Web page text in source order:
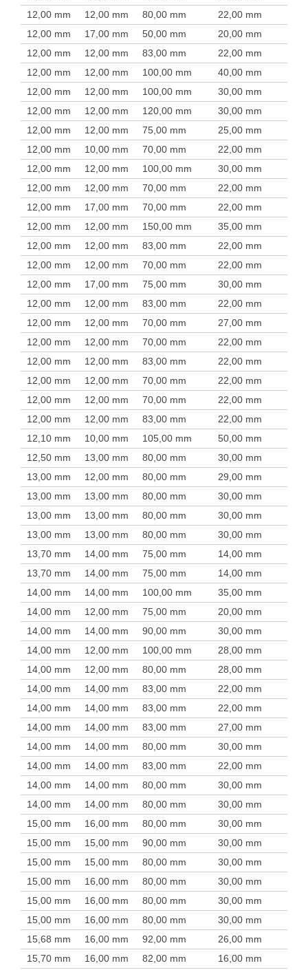
12,00 mm
12,00 mm 80,00 mm 22,00 mm
12,00 mm
17,00 mm 50,00 mm 20,00 mm
12,00 mm
12,00 mm 83,00 mm 22,00 mm
12,00 mm
12,00 mm 100,00 mm 40,00 mm
12,00 mm
12,00 mm 100,00 mm 30,00 mm
12,00 mm
12,00 mm 120,00 mm 30,00 mm
12,00 mm
12,00 mm 75,00 mm 25,00 mm
12,00 mm
10,00 mm 70,00 mm 22,00 mm
12,00 mm
12,00 mm 100,00 mm 30,00 mm
12,00 mm
12,00 mm 70,00 mm 22,00 mm
12,00 mm
17,00 mm 70,00 mm 22,00 mm
12,00 mm
12,00 mm 150,00 mm 35,00 mm
12,00 mm
12,00 mm 83,00 mm 22,00 mm
12,00 mm
12,00 mm 70,00 mm 22,00 mm
12,00 mm
17,00 mm 75,00 mm 30,00 mm
12,00 mm
12,00 mm 83,00 mm 22,00 mm
12,00 mm
12,00 mm 70,00 mm 27,00 mm
12,00 mm
12,00 mm 70,00 mm 22,00 mm
12,00 mm
12,00 mm 83,00 mm 22,00 mm
12,00 mm
12,00 mm 70,00 mm 22,00 mm
12,00 mm
12,00 mm 70,00 mm 22,00 mm
12,00 mm
12,00 mm 83,00 mm 22,00 mm
12,10 mm
10,00 mm 105,00 mm 50,00 mm
12,50 mm
13,00 mm 80,00 mm 30,00 mm
13,00 mm
12,00 mm 80,00 mm 29,00 mm
13,00 mm
13,00 mm 80,00 mm 30,00 mm
13,00 mm
13,00 mm 80,00 mm 30,00 mm
13,00 mm
13,00 mm 80,00 mm 30,00 mm
13,70 mm
14,00 mm 75,00 mm 14,00 mm
13,70 mm
14,00 mm 75,00 mm 14,00 mm
14,00 mm
14,00 mm 100,00 mm 35,00 mm
14,00 mm
12,00 mm 75,00 mm 20,00 mm
14,00 mm
14,00 mm 90,00 mm 30,00 mm
14,00 mm
12,00 mm 100,00 mm 28,00 mm
14,00 mm
12,00 mm 80,00 mm 28,00 mm
14,00 mm
14,00 mm 83,00 mm 22,00 mm
14,00 mm
14,00 mm 83,00 mm 22,00 mm
14,00 mm
14,00 mm 83,00 mm 27,00 mm
14,00 mm
14,00 mm 80,00 mm 30,00 mm
14,00 mm
14,00 mm 83,00 mm 22,00 mm
14,00 mm
14,00 mm 80,00 mm 30,00 mm
14,00 mm
14,00 mm 80,00 mm 30,00 mm
15,00 mm
16,00 mm 80,00 mm 30,00 mm
15,00 mm
15,00 mm 90,00 mm 30,00 mm
15,00 mm
15,00 mm 80,00 mm 30,00 mm
15,00 mm
16,00 mm 80,00 mm 30,00 mm
15,00 mm
16,00 mm 80,00 mm 30,00 mm
15,00 mm
16,00 mm 80,00 mm 30,00 mm
15,68 mm
16,00 mm 92,00 mm 26,00 mm
15,70 mm
16,00 mm 82,00 mm 16,00 mm